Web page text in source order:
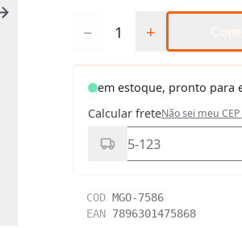
− +
em estoque, pronto para
Calcular freteNão sei meu CEP
COD MGO-7586
EAN 7896301475868